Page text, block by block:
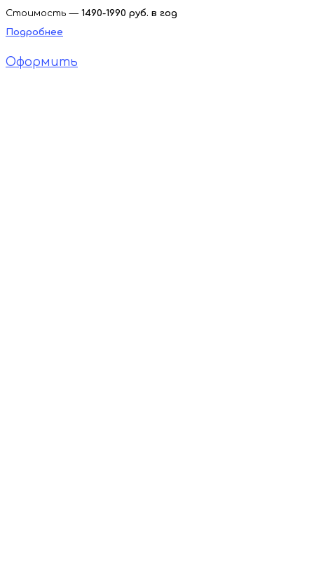
Стоимость — 1490-1990 руб. в год
Подробнее
Оформить